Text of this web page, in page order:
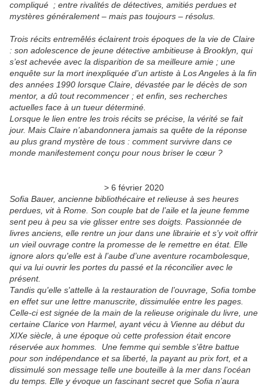
compliqué ; entre rivalités de détectives, amitiés perdues et
mystères généralement – mais pas toujours – résolus.
Trois récits entremêlés éclairent trois époques de la vie de Claire
: son adolescence de jeune détective ambitieuse à Brooklyn, qui
s’est achevée avec la disparition de sa meilleure amie ; une
enquête sur la mort inexpliquée d’un artiste à Los Angeles à la fin
des années 1990 lorsque Claire, dévastée par le décès de son
mentor, a dû tout recommencer ; et enfin, ses recherches
actuelles face à un tueur déterminé.
Lorsque le lien entre les trois récits se précise, la vérité se fait
jour. Mais Claire n’abandonnera jamais sa quête de la réponse
au plus grand mystère de tous : comment survivre dans ce
monde manifestement conçu pour nous briser le cœur ?
> 6 février 2020
Sofia Bauer, ancienne bibliothécaire et relieuse à ses heures
perdues, vit à Rome. Son couple bat de l’aile et la jeune femme
sent peu à peu sa vie glisser entre ses doigts. Passionnée de
livres anciens, elle rentre un jour dans une librairie et s’y voit offrir
un vieil ouvrage contre la promesse de le remettre en état. Elle
ignore alors qu'elle est à l’aube d’une aventure rocambolesque,
qui va lui ouvrir les portes du passé et la réconcilier avec le
présent.
Tandis qu'elle s'attelle à la restauration de l’ouvrage, Sofia tombe
en effet sur une lettre manuscrite, dissimulée entre les pages.
Celle-ci est signée de la main de la relieuse originale du livre, une
certaine Clarice von Harmel, ayant vécu à Vienne au début du
XIXe siècle, à une époque où cette profession était encore
réservée aux hommes. Une femme qui semble s’être battue
pour son indépendance et sa liberté, la payant au prix fort, et a
dissimulé son message telle une bouteille à la mer dans l’océan
du temps. Elle y évoque un fascinant secret que Sofia n’aura